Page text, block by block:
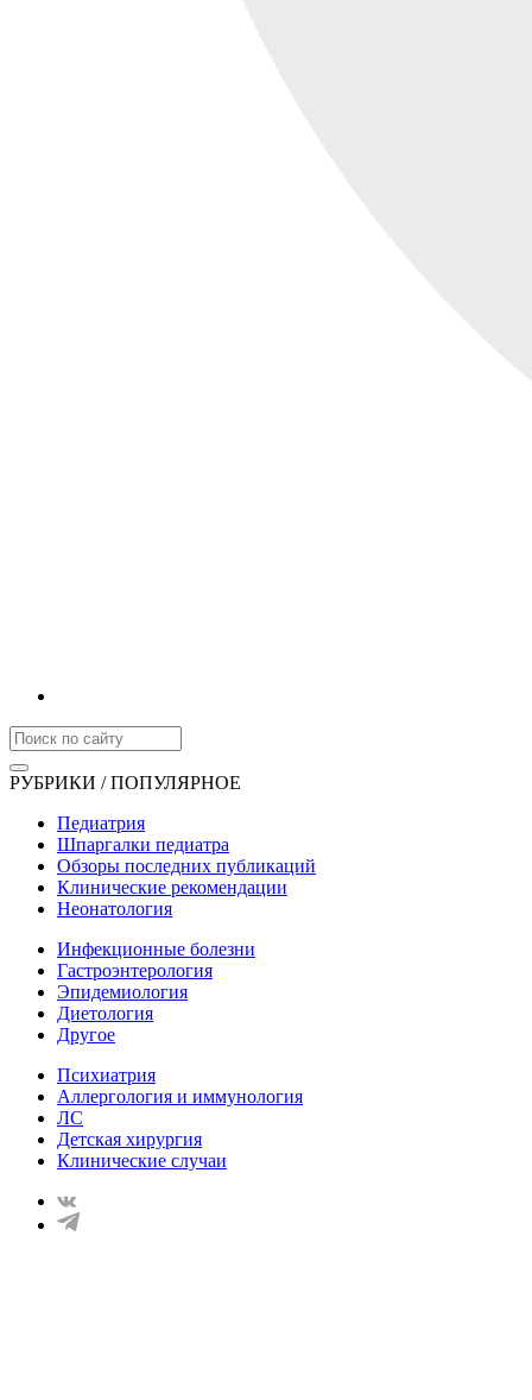
РУБРИКИ / ПОПУЛЯРНОЕ
Педиатрия
Шпаргалки педиатра
Обзоры последних публикаций
Клинические рекомендации
Неонатология
Инфекционные болезни
Гастроэнтерология
Эпидемиология
Диетология
Другое
Психиатрия
Аллергология и иммунология
ЛС
Детская хирургия
Клинические случаи